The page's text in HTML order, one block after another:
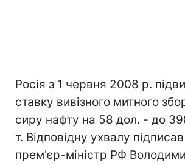
Росія з 1 червня 2008 р.
ставку вивізного митного
сиру нафту на 58 дол. - до
т. Відповідну ухвалу підписав
прем'єр-міністр РФ